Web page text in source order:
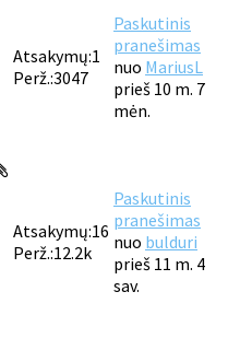
Atsakymų:1
Perž.:3047
Paskutinis
pranešimas
nuo MariusL
prieš 10 m. 7
mėn.
Atsakymų:16
Perž.:12.2k
Paskutinis
pranešimas
nuo bulduri
prieš 11 m. 4
sav.